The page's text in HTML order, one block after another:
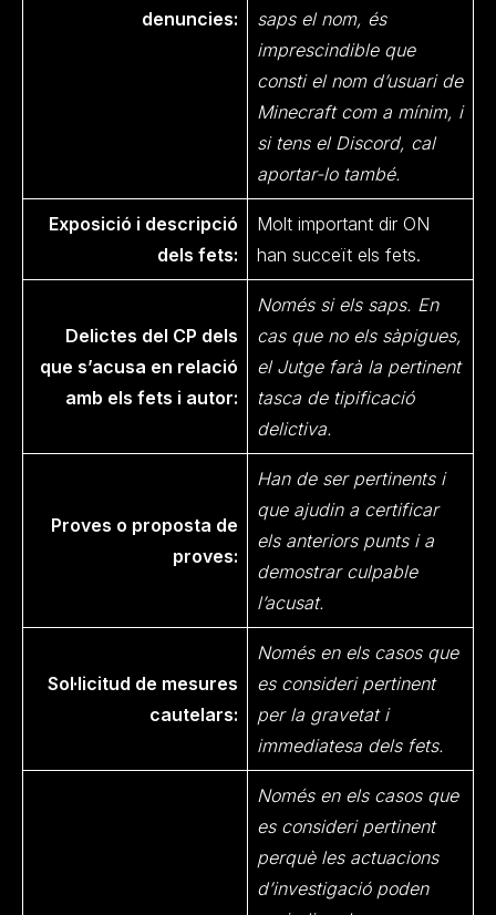
denuncies:
saps el nom, és
imprescindible que
consti el nom d’usuari de
Minecraft com a mínim, i
si tens el Discord, cal
aportar-lo també.
Exposició i descripció
dels fets:
Molt important dir ON
han succeït els fets.
Delictes del CP dels
que s’acusa en relació
amb els fets i autor:
Només si els saps. En
cas que no els sàpigues,
el Jutge farà la pertinent
tasca de tipificació
delictiva.
Proves o proposta de
proves:
Han de ser pertinents i
que ajudin a certificar
els anteriors punts i a
demostrar culpable
l’acusat.
Sol·licitud de mesures
cautelars:
Només en els casos que
es consideri pertinent
per la gravetat i
immediatesa dels fets.
Només en els casos que
es consideri pertinent
perquè les actuacions
d’investigació poden